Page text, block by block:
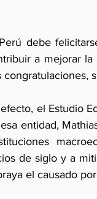
debe
a mejorar
congratulaciones,
el Estudio
entidad,
de siglo y a
el causado